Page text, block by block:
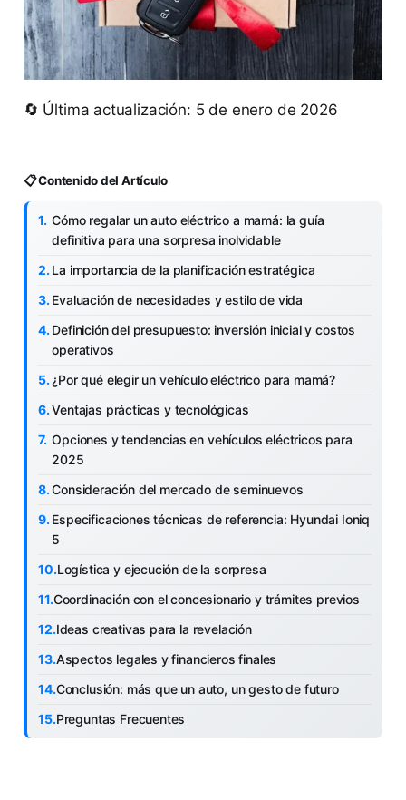
🔄 Última actualización: 5 de enero de 2026
📋 Contenido del Artículo
Cómo regalar un auto eléctrico a mamá: la guía
definitiva para una sorpresa inolvidable
La importancia de la planificación estratégica
Evaluación de necesidades y estilo de vida
Definición del presupuesto: inversión inicial y costos
operativos
¿Por qué elegir un vehículo eléctrico para mamá?
Ventajas prácticas y tecnológicas
Opciones y tendencias en vehículos eléctricos para
2025
Consideración del mercado de seminuevos
Especificaciones técnicas de referencia: Hyundai Ioniq
5
Logística y ejecución de la sorpresa
Coordinación con el concesionario y trámites previos
Ideas creativas para la revelación
Aspectos legales y financieros finales
Conclusión: más que un auto, un gesto de futuro
Preguntas Frecuentes